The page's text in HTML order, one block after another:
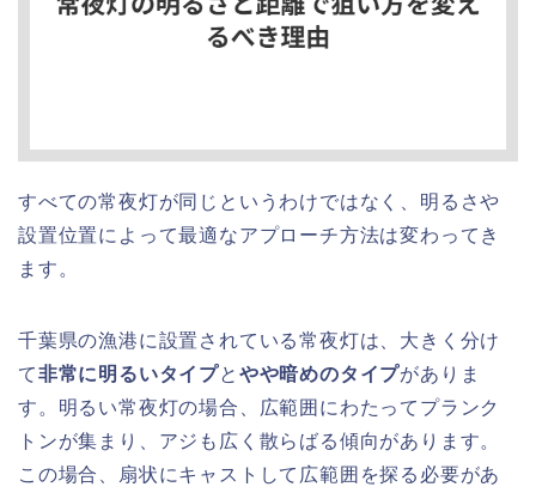
すべての常夜灯が同じというわけではなく、明るさや
設置位置によって最適なアプローチ方法は変わってき
ます。
千葉県の漁港に設置されている常夜灯は、大きく分け
て非常に明るいタイプと やや暗めのタイプがありま
す。明るい常夜灯の場合、広範囲にわたってプランク
トンが集まり、アジも広く散らばる傾向があります。
この場合、扇状にキャストして広範囲を探る必要があ